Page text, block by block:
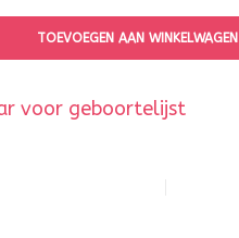
TOEVOEGEN AAN WINKELWAGEN
voor geboortelijst